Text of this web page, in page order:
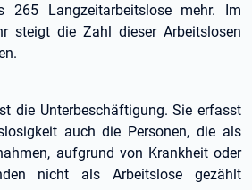
265 Langzeitarbeitslose mehr. Im
steigt die Zahl dieser Arbeitslosen
die Unterbeschäftigung. Sie erfasst
auch die Personen, die als
aufgrund von Krankheit oder
nicht als Arbeitslose gezählt